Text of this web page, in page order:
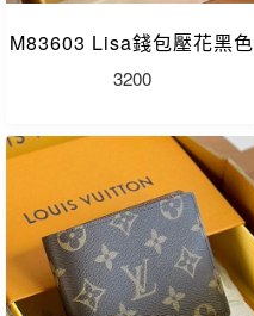
M83603 Lisa錢包壓花黑色
3200